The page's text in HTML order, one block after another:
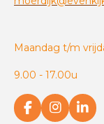
Maandag t/m
9.00 - 17.00u
F
I
L